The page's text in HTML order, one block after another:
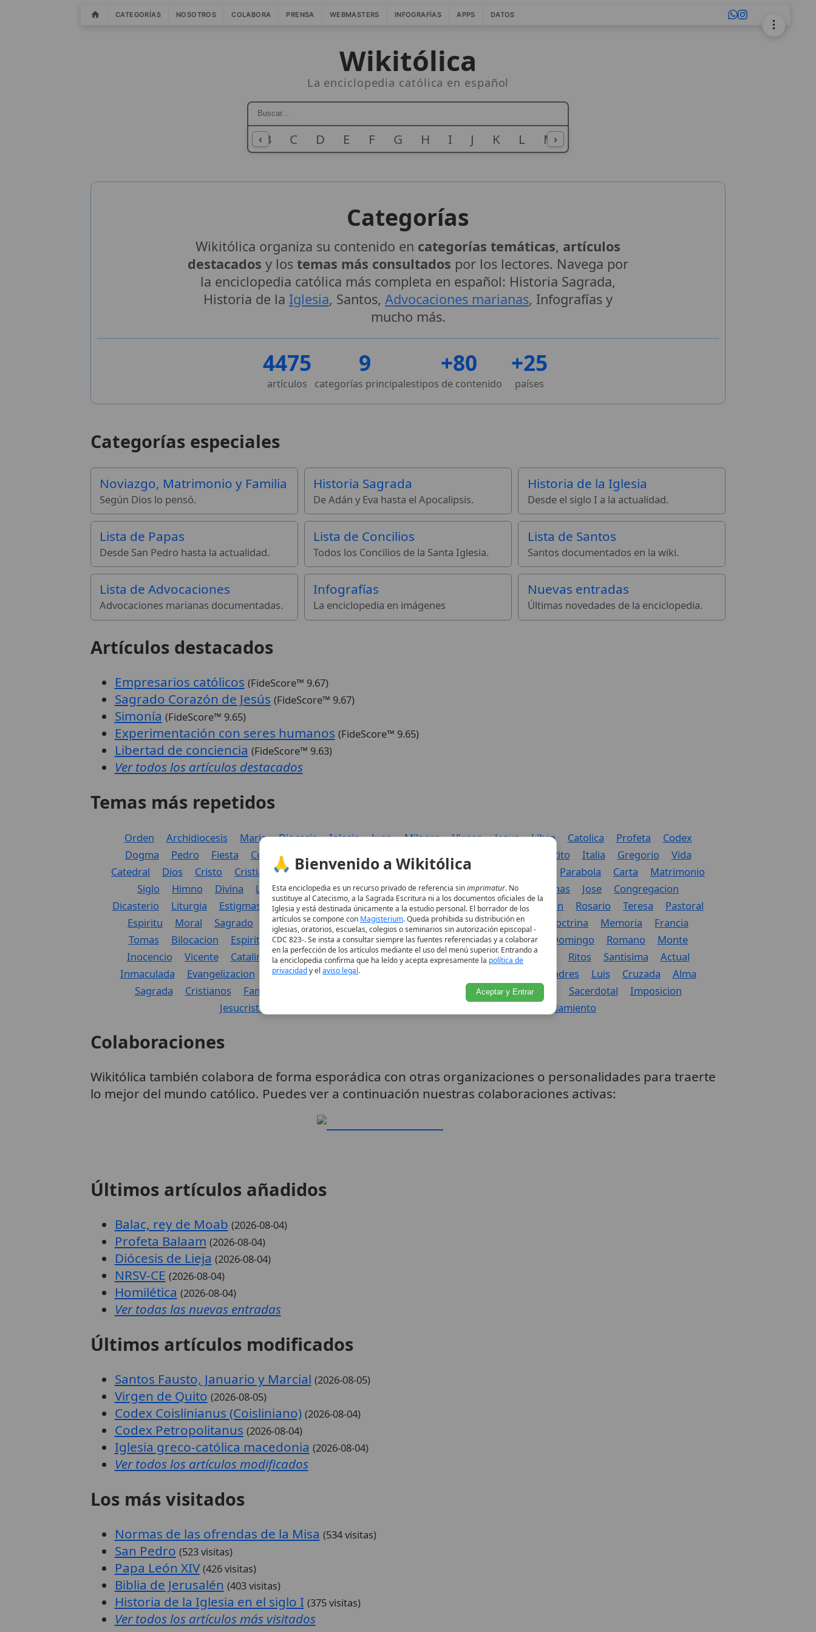
CATEGORÍAS NOSOTROS COLABORA PRENSA WEBMASTERS INFOGRAFÍAS APPS DATOS
Wikitólica
La enciclopedia católica en español
B C D E F G H I J K L M
‹ ›
Categorías
Wikitólica organiza su contenido en categorías temáticas, artículos
destacados y los temas más consultados por los lectores. Navega por
la enciclopedia católica más completa en español: Historia Sagrada,
Historia de la Iglesia, Santos, Advocaciones marianas, Infografías y
mucho más.
4475
artículos
9
categorías principales
+80
tipos de contenido
+25
países
Categorías especiales
Noviazgo, Matrimonio y Familia
Según Dios lo pensó.
Historia Sagrada
De Adán y Eva hasta el Apocalipsis.
Historia de la Iglesia
Desde el siglo I a la actualidad.
Lista de Papas
Desde San Pedro hasta la actualidad.
Lista de Concilios
Todos los Concilios de la Santa Iglesia.
Lista de Santos
Santos documentados en la wiki.
Lista de Advocaciones
Advocaciones marianas documentadas.
Infografías
La enciclopedia en imágenes
Nuevas entradas
Últimas novedades de la enciclopedia.
Artículos destacados
Empresarios católicos (FideScore™ 9.67)
Sagrado Corazón de Jesús (FideScore™ 9.67)
Simonía (FideScore™ 9.65)
Experimentación con seres humanos (FideScore™ 9.65)
Libertad de conciencia (FideScore™ 9.63)
Ver todos los artículos destacados
Temas más repetidos
Orden Archidiocesis Maria Diocesis Iglesia Juan Milagro Virgen Jesus Libro Catolica Profeta
Codex
Dogma
Pedro Fiesta Concilio Historia Pablo Errores Francisco Rito Italia Gregorio
Vida
Catedral
Dios Cristo Cristiana Corazon Solemnidad Pio Basilica Parabola Carta
Matrimonio
Siglo
Himno Divina Leon Teologia Benedicto Catolicismo Clemente Hermanas Jose
Congregacion
Dicasterio
Liturgia Estigmas Don Companeros Misa Pecado Navidad Persecucion Rosario Teresa
Pastoral
Espiritu
Moral Sagrado Mayor Oracion Antonio Nicolas Camino Esteban Doctrina Memoria
Francia
Tomas
Bilocacion Espiritual Agustin Liturgica Apostol Concepcion Mariana Domingo Romano
Monte
Inocencio
Vicente Catalina Juez Buen Dialogo Apostolica Sacramento Primer Ritos Santisima
Actual
Inmaculada
Evangelizacion Consagracion Epistola Padres Luis Cruzada
Alma
Sagrada
Cristianos Familia Orientales Misericordia Sacerdotal
Imposicion
Jesucristo
Mandamiento
Colaboraciones
Wikitólica también colabora de forma esporádica con otras organizaciones o personalidades para traerte
lo mejor del mundo católico. Puedes ver a continuación nuestras colaboraciones activas:
Últimos artículos añadidos
Balac, rey de Moab (2026-08-04)
Profeta Balaam (2026-08-04)
Diócesis de Lieja (2026-08-04)
NRSV-CE (2026-08-04)
Homilética (2026-08-04)
Ver todas las nuevas entradas
Últimos artículos modificados
Santos Fausto, Januario y Marcial (2026-08-05)
Virgen de Quito (2026-08-05)
Codex Coislinianus (Coisliniano) (2026-08-04)
Codex Petropolitanus (2026-08-04)
Iglesia greco-católica macedonia (2026-08-04)
Ver todos los artículos modificados
Los más visitados
Normas de las ofrendas de la Misa (534 visitas)
San Pedro (523 visitas)
Papa León XIV (426 visitas)
Biblia de Jerusalén (403 visitas)
Historia de la Iglesia en el siglo I (375 visitas)
Ver todos los artículos más visitados
🙏 Bienvenido a Wikitólica
Esta enciclopedia es un recurso privado de referencia sinimprimatur. No
sustituye al Catecismo, a la Sagrada Escritura ni a los documentos oficiales de la
Iglesia y está destinada únicamente a la estudio personal. El borrador de los
artículos se compone con Magisterium. Queda prohibida su distribución en
iglesias, oratorios, escuelas, colegios o seminarios sin autorización episcopal -
CDC 823-. Se insta a consultar siempre las fuentes referenciadas y a colaborar
en la perfección de los artículos mediante el uso del menú superior. Entrando a
la enciclopedia confirma que ha leído y acepta expresamente la política de
privacidady el aviso legal.
Aceptar y Entrar